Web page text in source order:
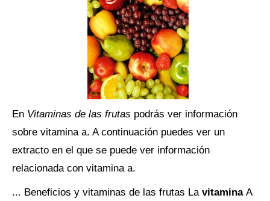
En Vitaminas de las frutas podrás ver información
sobre vitamina a. A continuación puedes ver un
extracto en el que se puede ver información
relacionada con vitamina a.
... Beneficios y vitaminas de las frutas La vitamina A